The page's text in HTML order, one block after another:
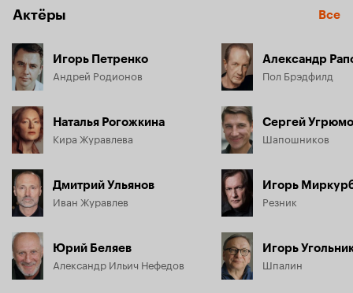
Актёры Все
Игорь Петренко
Андрей Родионов
Наталья Рогожкина
Кира Журавлева
Дмитрий Ульянов
Иван Журавлев
Юрий Беляев
Александр Ильич Нефедов
Александр
Пол Брэдфилд
Сергей
Шапошников
Игорь
Резник
Игорь
Шпалин